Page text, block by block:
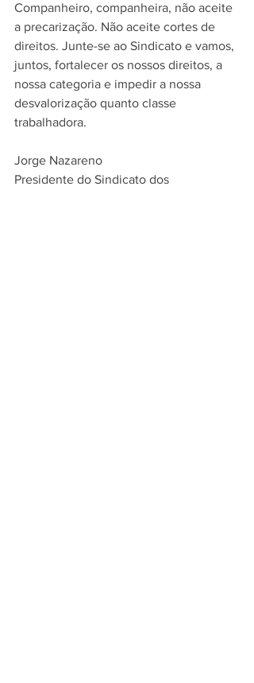
Companheiro, companheira, não aceite
a precarização. Não aceite cortes de
direitos. Junte-se ao Sindicato e vamos,
juntos, fortalecer os nossos direitos, a
nossa categoria e impedir a nossa
desvalorização quanto classe
trabalhadora.
Jorge Nazareno
Presidente do Sindicato dos